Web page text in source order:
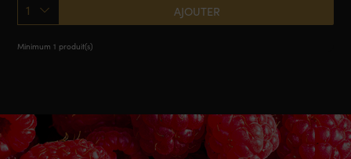
1 AJOUTER
Minimum 1 produit(s)